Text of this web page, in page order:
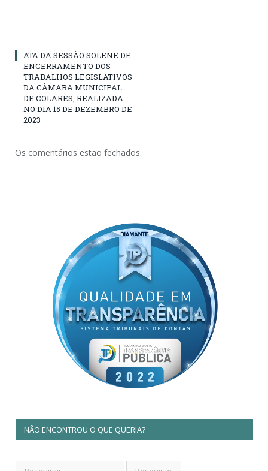
ATA DA SESSÃO SOLENE DE
ENCERRAMENTO DOS
TRABALHOS LEGISLATIVOS
DA CÂMARA MUNICIPAL
DE COLARES, REALIZADA
NO DIA 15 DE DEZEMBRO DE
2023
Os comentários estão fechados.
NÃO ENCONTROU O QUE QUERIA?